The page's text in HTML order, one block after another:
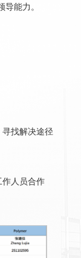
能力。
寻找解决途径
作人员合作